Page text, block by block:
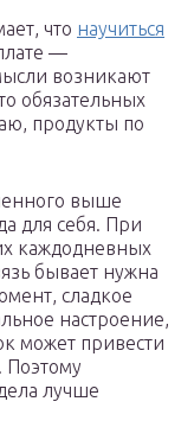
что научиться
—
возникают
обязательных
продукты по
выше
для себя. При
каждодневных
бывает нужна
сладкое
настроение,
может привести
лучше